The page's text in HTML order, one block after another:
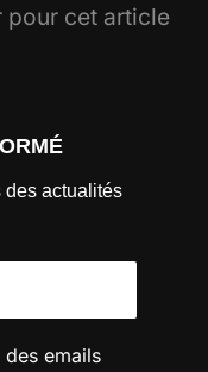
pour cet article
des actualités
emails